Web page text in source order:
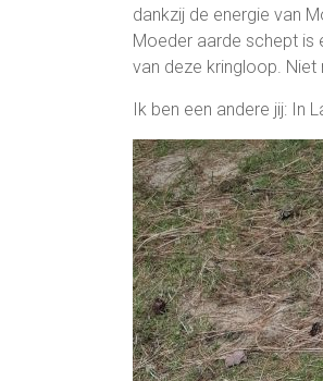
dankzij de energie van
Moeder aarde schept is
van deze kringloop. Niet
Ik ben een andere jij: In